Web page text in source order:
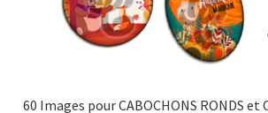
60 Images pour CABOCHONS RONDS et